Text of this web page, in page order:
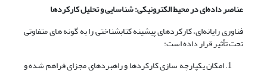
عناصر داده‌ای در محیط الکترونیکی: شناسایی و تحلیل کارکردها
فناوری رایانه‌ای، کارکردهای پیشینه کتابشناختی را به گونه های متفاوتی
تحت تأثیر قرار داده است:
امکان یکپارچه سازی کارکردها و راهبردهای مجزای فراهم شده و